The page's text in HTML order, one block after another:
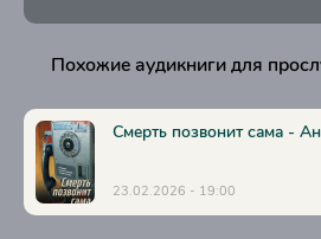
Похожие аудикниги для
Смерть позвонит сама -
23.02.2026 - 19:00